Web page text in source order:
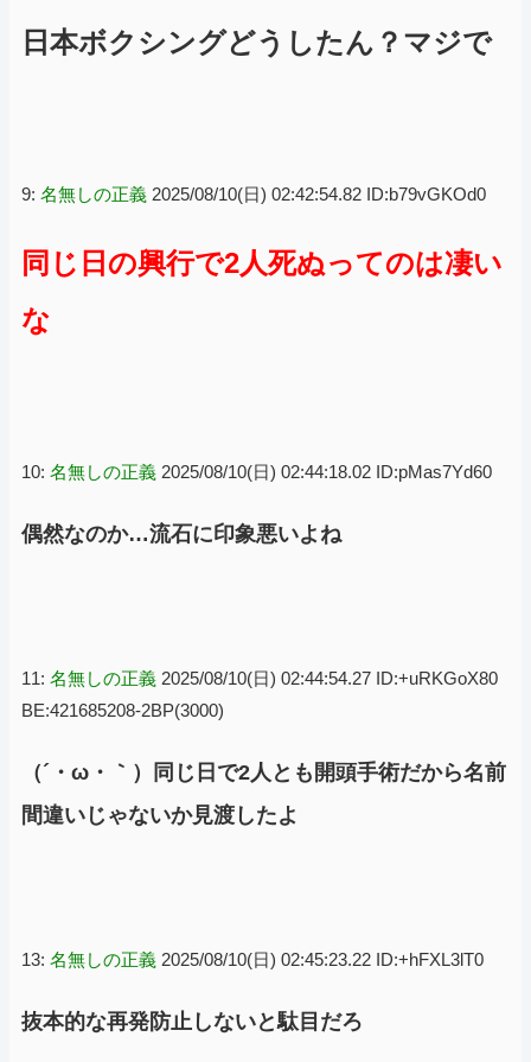
日本ボクシングどうしたん？マジで
9: 名無しの正義 2025/08/10(日) 02:42:54.82 ID:b79vGKOd0
同じ日の興行で2人死ぬってのは凄い
な
10: 名無しの正義 2025/08/10(日) 02:44:18.02 ID:pMas7Yd60
偶然なのか…流石に印象悪いよね
11: 名無しの正義 2025/08/10(日) 02:44:54.27 ID:+uRKGoX80
BE:421685208-2BP(3000)
（´・ω・｀）同じ日で2人とも開頭手術だから名前
間違いじゃないか見渡したよ
13: 名無しの正義 2025/08/10(日) 02:45:23.22 ID:+hFXL3lT0
抜本的な再発防止しないと駄目だろ